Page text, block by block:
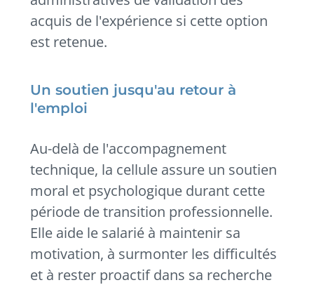
acquis de l'expérience si cette option
est retenue.
Un soutien jusqu'au retour à
l'emploi
Au-delà de l'accompagnement
technique, la cellule assure un soutien
moral et psychologique durant cette
période de transition professionnelle.
Elle aide le salarié à maintenir sa
motivation, à surmonter les difficultés
et à rester proactif dans sa recherche